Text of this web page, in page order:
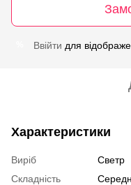
Ввійти для
Характеристики
Виріб
Светр
Складність